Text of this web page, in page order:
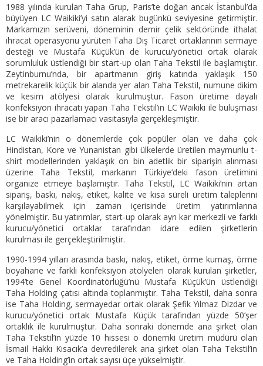
1988 yılında kurulan Taha Grup, Paris’te doğan ancak İstanbul’da
büyüyen LC Waikiki’yi satın alarak bugünkü seviyesine getirmiştir.
Markamızın serüveni, döneminin demir çelik sektöründe ithalat
ihracat operasyonu yürüten Taha Dış Ticaret ortaklarının sermaye
desteği ve Mustafa Küçük’ün de kurucu/yönetici ortak olarak
sorumluluk üstlendiği bir start-up olan Taha Tekstil ile başlamıştır.
Zeytinburnu’nda, bir apartmanın giriş katında yaklaşık 150
metrekarelik küçük bir alanda yer alan Taha Tekstil, numune dikim
ve kesim atölyesi olarak kurulmuştur. Fason üretime dayalı
konfeksiyon ihracatı yapan Taha Tekstil’in LC Waikiki ile buluşması
ise bir aracı pazarlamacı vasıtasıyla gerçekleşmiştir.
LC Waikiki’nin o dönemlerde çok popüler olan ve daha çok
Hindistan, Kore ve Yunanistan gibi ülkelerde üretilen maymunlu t-
shirt modellerinden yaklaşık on bin adetlik bir siparişin alınması
üzerine Taha Tekstil, markanın Türkiye’deki fason üretimini
organize etmeye başlamıştır. Taha Tekstil, LC Waikiki’nin artan
sipariş, baskı, nakış, etiket, kalite ve kısa süreli üretim taleplerini
karşılayabilmek için zaman içerisinde üretim yatırımlarına
yönelmiştir. Bu yatırımlar, start-up olarak ayrı kar merkezli ve farklı
kurucu/yönetici ortaklar tarafından idare edilen şirketlerin
kurulması ile gerçekleştirilmiştir.
1990-1994 yılları arasında baskı, nakış, etiket, örme kumaş, örme
boyahane ve farklı konfeksiyon atölyeleri olarak kurulan şirketler,
1994’te Genel Koordinatörlüğü’nü Mustafa Küçük’ün üstlendiği
Taha Holding çatısı altında toplanmıştır. Taha Tekstil, daha sonra
ise Taha Holding, sermayedar ortak olarak Şefik Yılmaz Dizdar ve
kurucu/yönetici ortak Mustafa Küçük tarafından yüzde 50’şer
ortaklık ile kurulmuştur. Daha sonraki dönemde ana şirket olan
Taha Tekstil’in yüzde 10 hissesi o dönemki üretim müdürü olan
İsmail Hakkı Kısacık’a devredilerek ana şirket olan Taha Tekstil’in
ve Taha Holding’in ortak sayısı üçe yükselmiştir.